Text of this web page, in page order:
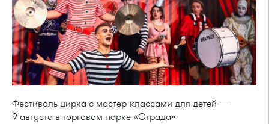
Фестиваль цирка с мастер-классами для детей —
9 августа в торговом парке «Отрада»